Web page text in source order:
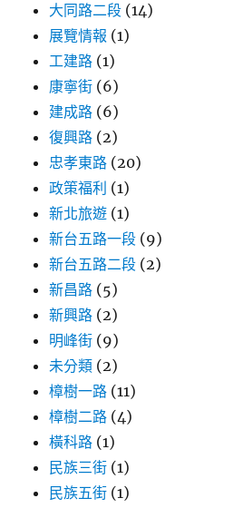
大同路二段 (14)
展覽情報 (1)
工建路 (1)
康寧街 (6)
建成路 (6)
復興路 (2)
忠孝東路 (20)
政策福利 (1)
新北旅遊 (1)
新台五路一段 (9)
新台五路二段 (2)
新昌路 (5)
新興路 (2)
明峰街 (9)
未分類 (2)
樟樹一路 (11)
樟樹二路 (4)
橫科路 (1)
民族三街 (1)
民族五街 (1)